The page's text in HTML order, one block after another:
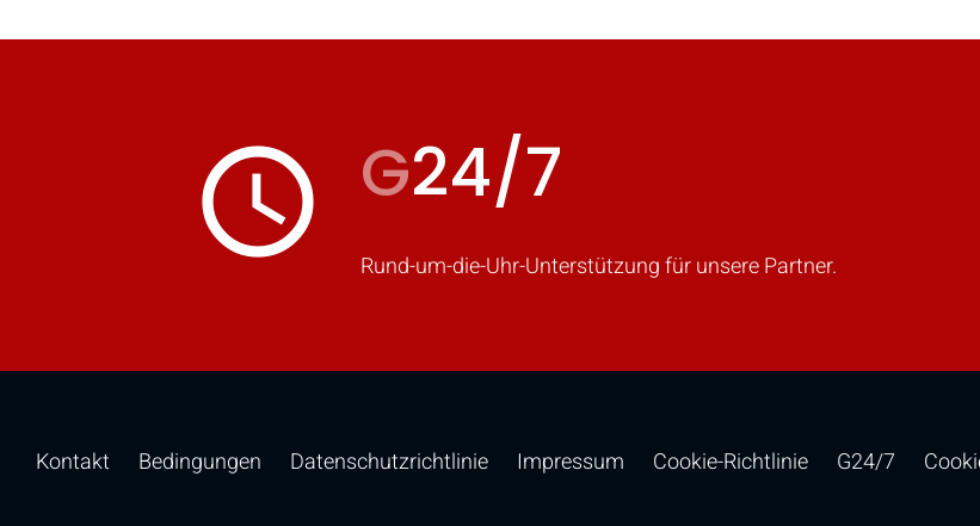
Fügen Sie weitere Produkte zum
access_time G24/7
Rund-um-die-Uhr-Unterstützung für unsere Partner.
Kontakt Bedingungen Datenschutzrichtlinie Impressum Cookie-Richtlinie G24/7